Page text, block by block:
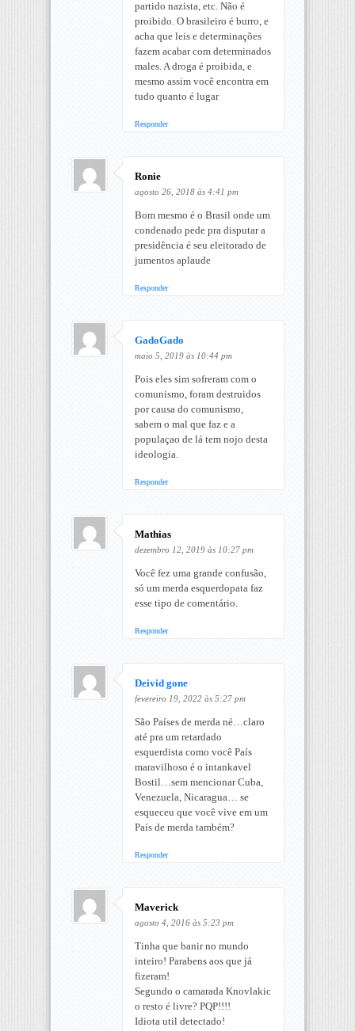
partido nazista, etc. Não é
proibido. O brasileiro é burro, e
acha que leis e determinações
fazem acabar com determinados
males. A droga é proibida, e
mesmo assim você encontra em
tudo quanto é lugar
Responder
Ronie
agosto 26, 2018 às 4:41 pm
Bom mesmo é o Brasil onde um
condenado pede pra disputar a
presidência é seu eleitorado de
jumentos aplaude
Responder
GadoGado
maio 5, 2019 às 10:44 pm
Pois eles sim sofreram com o
comunismo, foram destruidos
por causa do comunismo,
sabem o mal que faz e a
populaçao de lá tem nojo desta
ideologia.
Responder
Mathias
dezembro 12, 2019 às 10:27 pm
Você fez uma grande confusão,
só um merda esquerdopata faz
esse tipo de comentário.
Responder
Deivid gone
fevereiro 19, 2022 às 5:27 pm
São Países de merda né…claro
até pra um retardado
esquerdista como você País
maravilhoso é o intankavel
Bostil…sem mencionar Cuba,
Venezuela, Nicaragua… se
esqueceu que você vive em um
País de merda também?
Responder
Maverick
agosto 4, 2016 às 5:23 pm
Tinha que banir no mundo
inteiro! Parabens aos que já
fizeram!
Segundo o camarada Knovlakic
o resto é livre? PQP!!!!
Idiota util detectado!